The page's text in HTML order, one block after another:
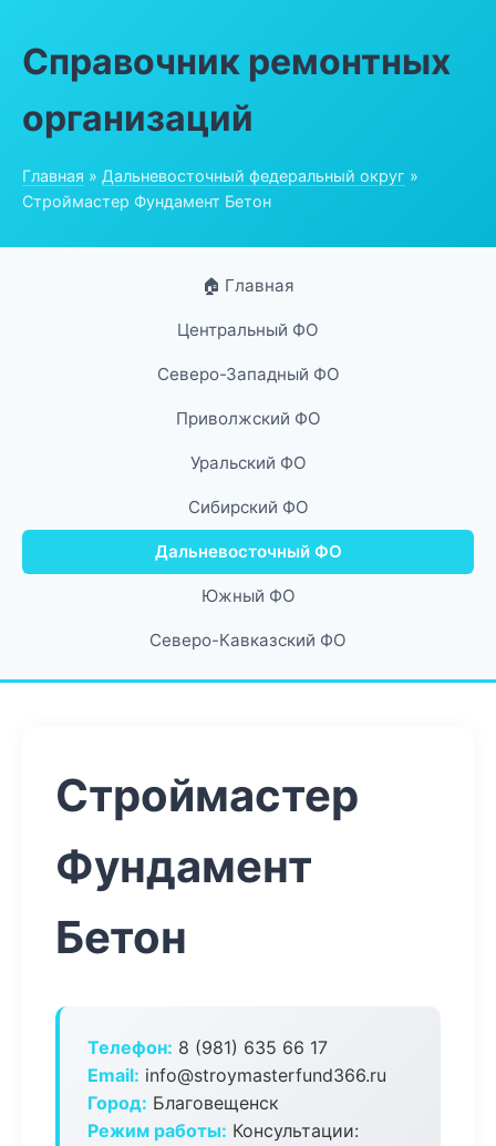
Справочник ремонтных
организаций
Главная » Дальневосточный федеральный округ »
Строймастер Фундамент Бетон
🏠 Главная
Центральный ФО
Северо-Западный ФО
Приволжский ФО
Уральский ФО
Сибирский ФО
Дальневосточный ФО
Южный ФО
Северо-Кавказский ФО
Строймастер
Фундамент
Бетон
Телефон: 8 (981) 635 66 17
Email: info@stroymasterfund366.ru
Город: Благовещенск
Режим работы: Консультации: